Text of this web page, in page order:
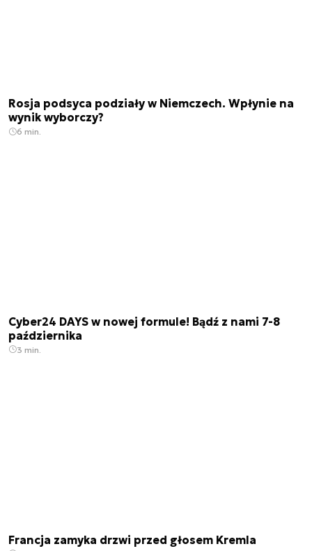
Rosja podsyca podziały w Niemczech. Wpłynie na
wynik wyborczy?
6 min.
Cyber24 DAYS w nowej formule! Bądź z nami 7-8
października
3 min.
Francja zamyka drzwi przed głosem Kremla